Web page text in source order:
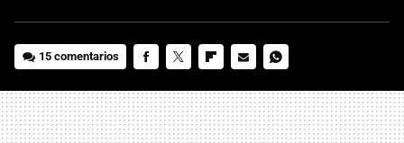
15 comentarios
MAIL